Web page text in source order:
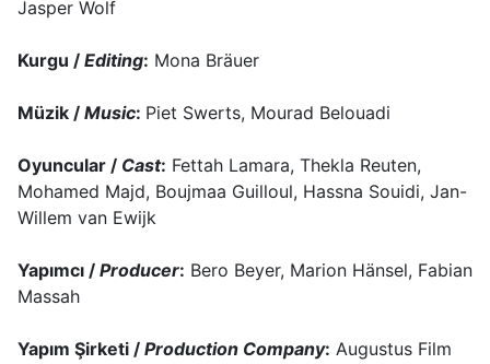
Jasper Wolf
Kurgu / Editing: Mona Bräuer
Müzik / Music: Piet Swerts, Mourad Belouadi
Oyuncular / Cast: Fettah Lamara, Thekla Reuten,
Mohamed Majd, Boujmaa Guilloul, Hassna Souidi, Jan-
Willem van Ewijk
Yapımcı / Producer: Bero Beyer, Marion Hänsel, Fabian
Massah
Yapım Şirketi / Production Company: Augustus Film